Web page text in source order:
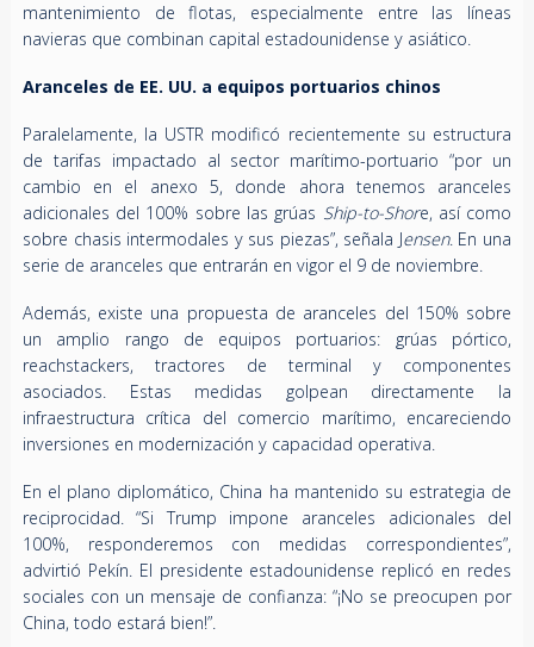
mantenimiento de flotas, especialmente entre las líneas
navieras que combinan capital estadounidense y asiático.
Aranceles de EE. UU. a equipos portuarios chinos
Paralelamente, la USTR modificó recientemente su estructura
de tarifas impactado al sector marítimo-portuario “por un
cambio en el anexo 5, donde ahora tenemos aranceles
adicionales del 100% sobre las grúas Ship-to-Shore, así como
sobre chasis intermodales y sus piezas”, señala Jensen. En una
serie de aranceles que entrarán en vigor el 9 de noviembre.
Además, existe una propuesta de aranceles del 150% sobre
un amplio rango de equipos portuarios: grúas pórtico,
reachstackers, tractores de terminal y componentes
asociados. Estas medidas golpean directamente la
infraestructura crítica del comercio marítimo, encareciendo
inversiones en modernización y capacidad operativa.
En el plano diplomático, China ha mantenido su estrategia de
reciprocidad. “Si Trump impone aranceles adicionales del
100%, responderemos con medidas correspondientes”,
advirtió Pekín. El presidente estadounidense replicó en redes
sociales con un mensaje de confianza: “¡No se preocupen por
China, todo estará bien!”.